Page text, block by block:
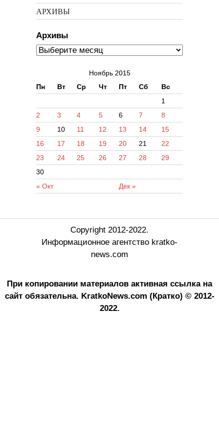
АРХИВЫ
Архивы
Ноябрь 2015
Пн
Вт Ср Чт Пт Сб Вс
« Окт Дек »
1
2
3 4 5 6 7
8
9
10 11 12 13 14
15
16
17 18 19 20 21
22
23
24 25 26 27 28
29
30
Copyright 2012-2022.
Информационное агентство kratko-
news.com
При копировании материалов активная ссылка на
сайт обязательна. KratkoNews.com (Кратко) © 2012-
2022.